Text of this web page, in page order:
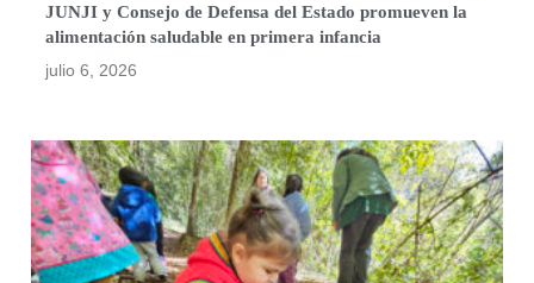
JUNJI y Consejo de Defensa del Estado promueven la
alimentación saludable en primera infancia
julio 6, 2026